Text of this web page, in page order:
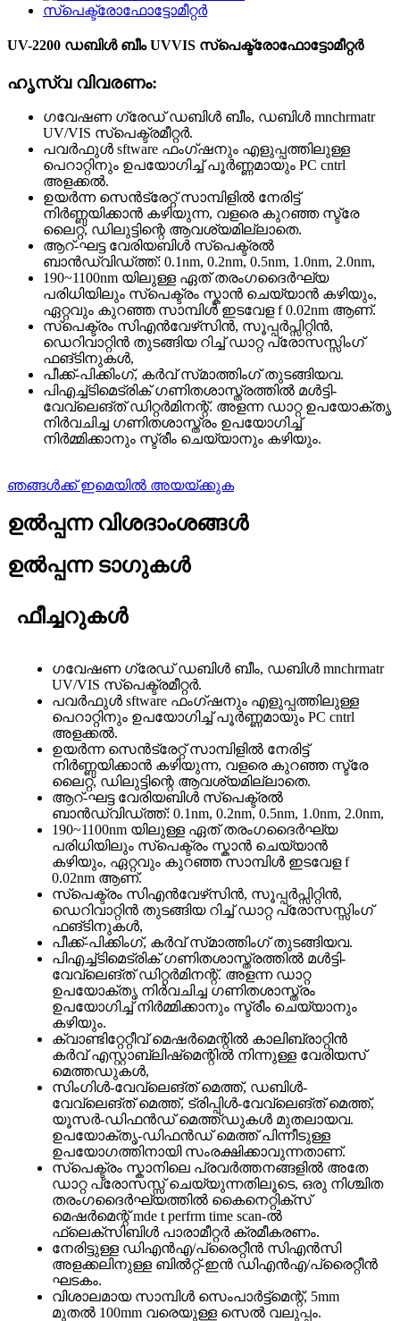
UV-2200 ഡബിൾ ബീം UVVIS സ്പെക്ട്രോഫോട്ടോമീറ്റർ
ഹൃസ്വ വിവരണം:
ഗവേഷണ ഗ്രേഡ് ഡബിൾ ബീം, ഡബിൾ mnchrmatr
UV/VIS സ്പെക്ട്രമീറ്റർ.
പവർഫുൾ sftware ഫംഗ്ഷനും എളുപ്പത്തിലുള്ള
പെറാറ്റിനും ഉപയോഗിച്ച് പൂർണ്ണമായും PC cntrl
അളക്കൽ.
ഉയർന്ന സെൻട്രേറ്റ് സാമ്പിളിൽ നേരിട്ട്
നിർണ്ണയിക്കാൻ കഴിയുന്ന, വളരെ കുറഞ്ഞ സ്ട്രേ
ലൈറ്റ്, ഡിലുട്ടിന്റെ ആവശ്യമില്ലാതെ.
ആറ്-ഘട്ട വേരിയബിൾ സ്പെക്ട്രൽ
ബാൻഡ്‌വിഡ്ത്ത്: 0.1nm, 0.2nm, 0.5nm, 1.0nm, 2.0nm,
190~1100nm യിലുള്ള ഏത് തരംഗദൈർഘ്യ
പരിധിയിലും സ്പെക്ട്രം സ്കാൻ ചെയ്യാൻ കഴിയും,
ഏറ്റവും കുറഞ്ഞ സാമ്പിൾ ഇടവേള f 0.02nm ആണ്.
സ്പെക്ട്രം സിഎൻ‌വേഴ്‌സിൻ, സൂപ്പർ‌പ്സിറ്റിൻ,
ഡെറിവാറ്റിൻ തുടങ്ങിയ റിച്ച് ഡാറ്റ പ്രോസസ്സിംഗ്
ഫങ്‌ടിനുകൾ,
പീക്ക്-പിക്കിംഗ്, കർവ് സ്‌മാത്തിംഗ് തുടങ്ങിയവ.
പിഎച്ച്ടിമെട്രിക് ഗണിതശാസ്ത്രത്തിൽ മൾട്ടി-
വേവ്ലെങ്ത് ഡിറ്റർമിനന്റ്. അളന്ന ഡാറ്റ ഉപയോക്തൃ
നിർവചിച്ച ഗണിതശാസ്ത്രം ഉപയോഗിച്ച്
നിർമ്മിക്കാനും സ്ട്രീം ചെയ്യാനും കഴിയും.
ഞങ്ങൾക്ക് ഇമെയിൽ അയയ്ക്കുക
ഉൽപ്പന്ന വിശദാംശങ്ങൾ
ഉൽപ്പന്ന ടാഗുകൾ
ഫീച്ചറുകൾ
ഗവേഷണ ഗ്രേഡ് ഡബിൾ ബീം, ഡബിൾ mnchrmatr
UV/VIS സ്പെക്ട്രമീറ്റർ.
പവർഫുൾ sftware ഫംഗ്ഷനും എളുപ്പത്തിലുള്ള
പെറാറ്റിനും ഉപയോഗിച്ച് പൂർണ്ണമായും PC cntrl
അളക്കൽ.
ഉയർന്ന സെൻട്രേറ്റ് സാമ്പിളിൽ നേരിട്ട്
നിർണ്ണയിക്കാൻ കഴിയുന്ന, വളരെ കുറഞ്ഞ സ്ട്രേ
ലൈറ്റ്, ഡിലുട്ടിന്റെ ആവശ്യമില്ലാതെ.
ആറ്-ഘട്ട വേരിയബിൾ സ്പെക്ട്രൽ
ബാൻഡ്‌വിഡ്ത്ത്: 0.1nm, 0.2nm, 0.5nm, 1.0nm, 2.0nm,
190~1100nm യിലുള്ള ഏത് തരംഗദൈർഘ്യ
പരിധിയിലും സ്പെക്ട്രം സ്കാൻ ചെയ്യാൻ
കഴിയും, ഏറ്റവും കുറഞ്ഞ സാമ്പിൾ ഇടവേള f
0.02nm ആണ്.
സ്പെക്ട്രം സിഎൻ‌വേഴ്‌സിൻ, സൂപ്പർ‌പ്സിറ്റിൻ,
ഡെറിവാറ്റിൻ തുടങ്ങിയ റിച്ച് ഡാറ്റ പ്രോസസ്സിംഗ്
ഫങ്‌ടിനുകൾ,
പീക്ക്-പിക്കിംഗ്, കർവ് സ്‌മാത്തിംഗ് തുടങ്ങിയവ.
പിഎച്ച്ടിമെട്രിക് ഗണിതശാസ്ത്രത്തിൽ മൾട്ടി-
വേവ്ലെങ്ത് ഡിറ്റർമിനന്റ്. അളന്ന ഡാറ്റ
ഉപയോക്തൃ നിർവചിച്ച ഗണിതശാസ്ത്രം
ഉപയോഗിച്ച് നിർമ്മിക്കാനും സ്ട്രീം ചെയ്യാനും
കഴിയും.
ക്വാണ്ടിറ്റേറ്റീവ് മെഷർമെന്റിൽ കാലിബ്രാറ്റിൻ
കർവ് എസ്റ്റാബ്ലിഷ്‌മെന്റിൽ നിന്നുള്ള വേരിയസ്
മെത്തഡുകൾ,
സിംഗിൾ-വേവ്ലെങ്ത് മെത്ത്, ഡബിൾ-
വേവ്ലെങ്ത് മെത്ത്, ട്രിപ്പിൾ-വേവ്ലെങ്ത് മെത്ത്,
യൂസർ-ഡിഫൻഡ് മെത്ത്ഡുകൾ മുതലായവ.
ഉപയോക്തൃ-ഡിഫൻഡ് മെത്ത് പിന്നീടുള്ള
ഉപയോഗത്തിനായി സംരക്ഷിക്കാവുന്നതാണ്.
സ്പെക്ട്രം സ്കാനിലെ പ്രവർത്തനങ്ങളിൽ അതേ
ഡാറ്റ പ്രോസസ്സ് ചെയ്യുന്നതിലൂടെ, ഒരു നിശ്ചിത
തരംഗദൈർഘ്യത്തിൽ കൈനെറ്റിക്സ്
മെഷർമെന്റ് mde t perfrm time scan-ൽ
ഫ്ലെക്സിബിൾ പാരാമീറ്റർ ക്രമീകരണം.
നേരിട്ടുള്ള ഡിഎൻഎ/പ്രൈറ്റീൻ സിഎൻസി
അളക്കലിനുള്ള ബിൽറ്റ്-ഇൻ ഡിഎൻഎ/പ്രൈറ്റീൻ
ഘടകം.
വിശാലമായ സാമ്പിൾ സെംപാർട്ട്മെന്റ്, 5mm
മുതൽ 100mm വരെയുള്ള സെൽ വലുപ്പം.